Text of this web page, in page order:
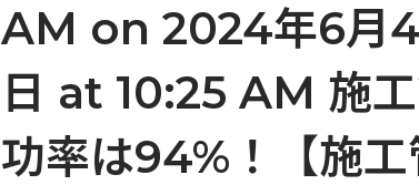
AM on 2024年6月
日 at 10:25 AM 施
功率は94%！【施工